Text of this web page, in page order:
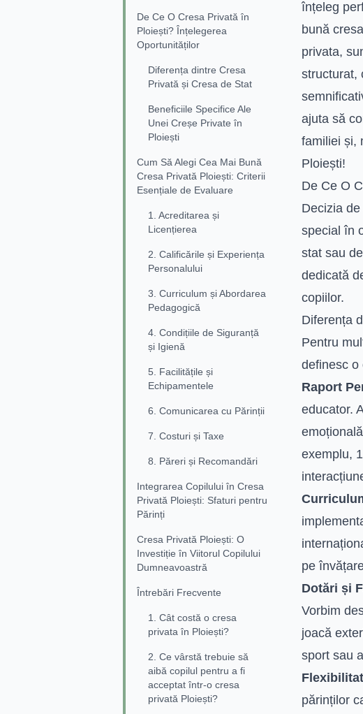
De Ce O Cresa Privată în
Ploiești? Înțelegerea
Oportunităților
Diferența dintre Cresa
Privată și Cresa de Stat
Beneficiile Specifice Ale
Unei Creșe Private în
Ploiești
Cum Să Alegi Cea Mai Bună
Cresa Privată Ploiești: Criterii
Esențiale de Evaluare
1. Acreditarea și
Licențierea
2. Calificările și Experiența
Personalului
3. Curriculum și Abordarea
Pedagogică
4. Condițiile de Siguranță
și Igienă
5. Facilitățile și
Echipamentele
6. Comunicarea cu Părinții
7. Costuri și Taxe
8. Păreri și Recomandări
Integrarea Copilului în Cresa
Privată Ploiești: Sfaturi pentru
Părinți
Cresa Privată Ploiești: O
Investiție în Viitorul Copilului
Dumneavoastră
Întrebări Frecvente
1. Cât costă o cresa
privata în Ploiești?
2. Ce vârstă trebuie să
aibă copilul pentru a fi
acceptat într-o cresa
privată Ploiești?
înțeleg
bună
privata,
structurat,
ajuta să
familiei și,
Ploiești!
De Ce O
Decizia
special în
stat sau
dedicată
copiilor.
Diferența
Pentru
definesc o
Raport
educator.
exemplu,
pe
Dotări și
Vorbim
joacă
sport sau
părinților